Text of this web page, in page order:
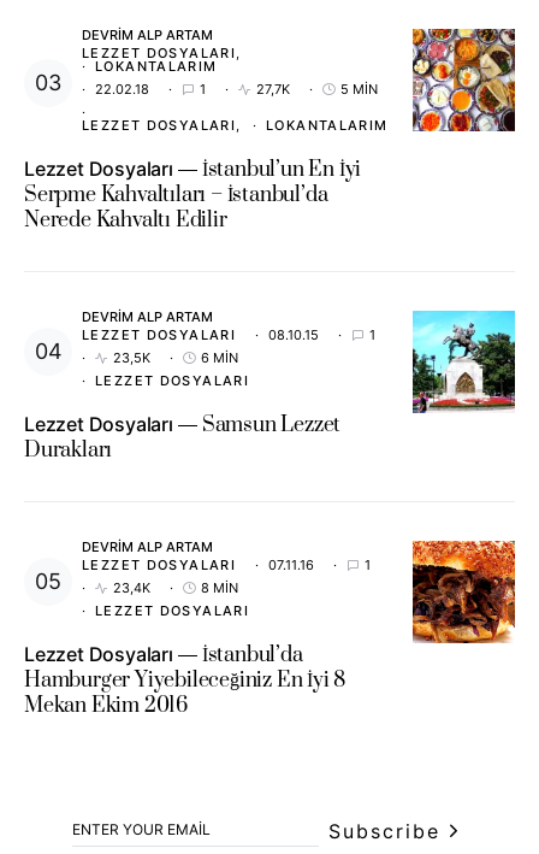
DEVRIM ALP ARTAM
LEZZET DOSYALARI
LOKANTALARIM
22.02.18
1 27,7K 5 MIN
LEZZET DOSYALARI LOKANTALARIM
Lezzet Dosyaları
İstanbul’un En İyi
Serpme Kahvaltıları – İstanbul’da
Nerede Kahvaltı Edilir
DEVRIM ALP ARTAM
LEZZET DOSYALARI
08.10.15
1
23,5K
6 MIN
LEZZET DOSYALARI
Lezzet Dosyaları
Samsun Lezzet
Durakları
DEVRIM ALP ARTAM
LEZZET DOSYALARI
07.11.16
1
23,4K
8 MIN
LEZZET DOSYALARI
Lezzet Dosyaları
İstanbul’da
Hamburger Yiyebileceğiniz En İyi 8
Mekan Ekim 2016
Subscribe